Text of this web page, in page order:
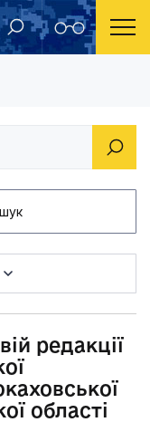
Про затвердження в
редакції
області